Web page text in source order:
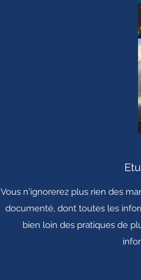
Vous n'ignorerez plus rien des
documenté, dont toutes les
bien loin des pratiques de